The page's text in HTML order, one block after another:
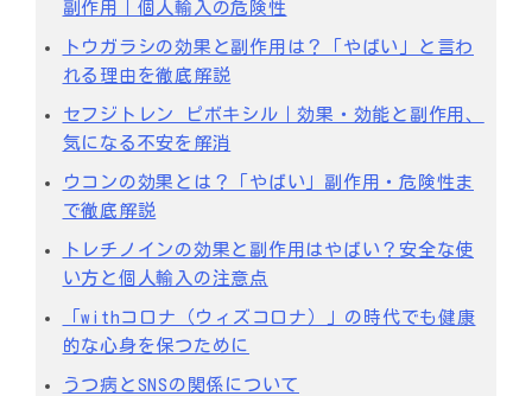
副作用｜個人輸入の危険性
トウガラシの効果と副作用は？「やばい」と言わ
れる理由を徹底解説
セフジトレン ピボキシル｜効果・効能と副作用、
気になる不安を解消
ウコンの効果とは？「やばい」副作用・危険性ま
で徹底解説
トレチノインの効果と副作用はやばい？安全な使
い方と個人輸入の注意点
「withコロナ（ウィズコロナ）」の時代でも健康
的な心身を保つために
うつ病とSNSの関係について